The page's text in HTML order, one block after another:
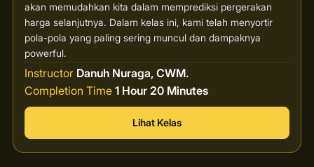
akan memudahkan kita dalam memprediksi pergerakan
harga selanjutnya. Dalam kelas ini, kami telah menyortir
pola-pola yang paling sering muncul dan dampaknya
powerful.
Instructor Danuh Nuraga, CWM.
Completion Time 1 Hour 20 Minutes
Lihat Kelas